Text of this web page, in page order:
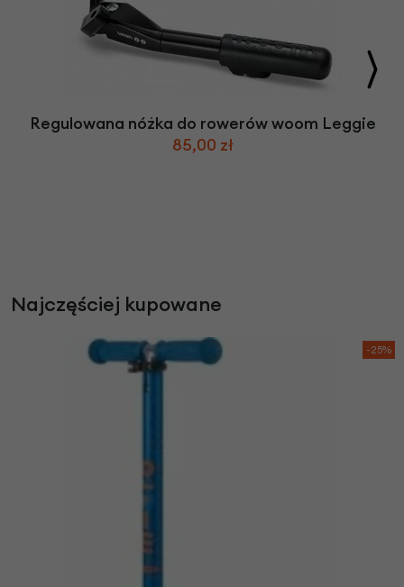
Regulowana nóżka do rowerów woom Leggie
85,00 zł
Najczęściej kupowane
-25%